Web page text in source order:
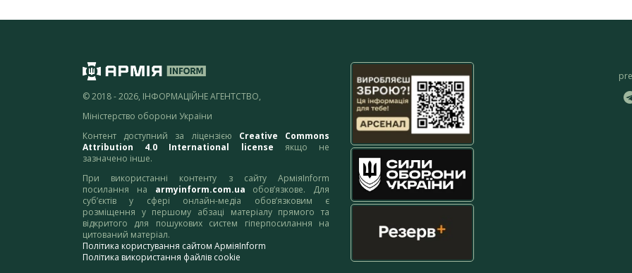
© 2018 - 2026, ІНФОРМАЦІЙНЕ АГЕНТСТВО,
Міністерство оборони України
Контент доступний за ліцензією Creative Commons
Attribution 4.0 International license якщо не
зазначено інше.
При використанні контенту з сайту АрміяInform
посилання на armyinform.com.ua обов’язкове. Для
суб’єктів у сфері онлайн-медіа обов’язковим є
розміщення у першому абзаці матеріалу прямого та
відкритого для пошукових систем гіперпосилання на
цитований матеріал.
Політика користування сайтом АрміяInform
Політика використання файлів cookie